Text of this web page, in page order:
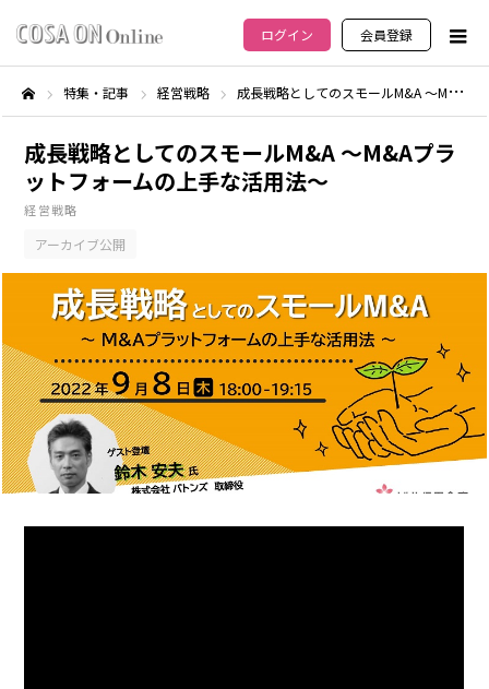
ログイン 会員登録
特集・記事 経営戦略 成長戦略としてのスモールM&A ～M&Aプラットフォームの上手な活用法～
成長戦略としてのスモールM&A ～M&Aプラ
ットフォームの上手な活用法～
経営戦略
アーカイブ公開